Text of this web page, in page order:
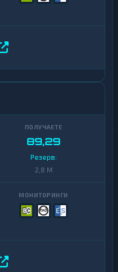
89,29
Резерв:
2,8 M